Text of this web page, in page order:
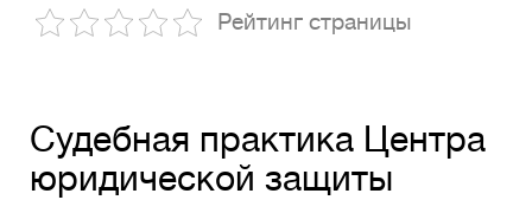
Рейтинг страницы
Судебная практика Центра
юридической защиты